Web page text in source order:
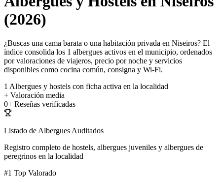
(2026)
¿Buscas una cama barata o una habitación privada en Niseiros? El
índice consolida los 1 albergues activos en el municipio, ordenados
por valoraciones de viajeros, precio por noche y servicios
disponibles como cocina común, consigna y Wi-Fi.
1 Albergues y hostels con ficha activa en la localidad
+ Valoración media
0+ Reseñas verificadas
Listado de Albergues Auditados
Registro completo de hostels, albergues juveniles y albergues de
peregrinos en la localidad
#1 Top Valorado